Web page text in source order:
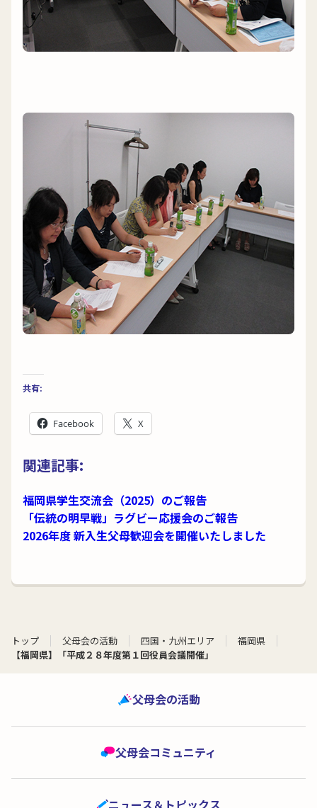
共有:
Facebook X
関連記事:
福岡県学生交流会（2025）のご報告
「伝統の明早戦」ラグビー応援会のご報告
2026年度 新入生父母歓迎会を開催いたしました
トップ 父母会の活動 四国・九州エリア
福岡県
【福岡県】「平成２８年度第１回役員会議開催」
父母会の活動
父母会コミュニティ
ニュース＆トピックス